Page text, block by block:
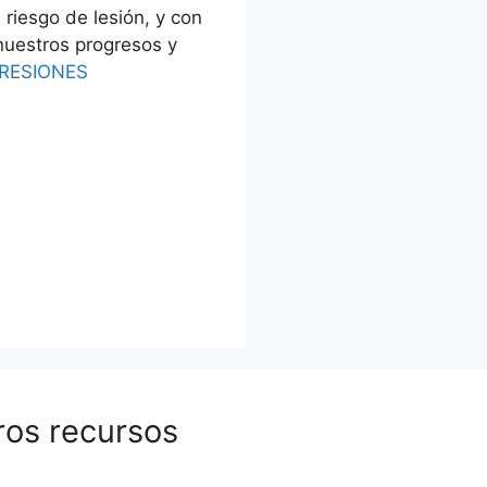
de lesión, y con
progresos y
recursos